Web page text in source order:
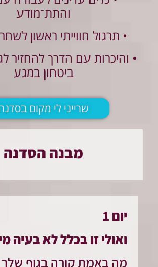
והתת־מודע
• תרגול חווייתי ראשון
• והיכרות עם הדרך להחזיר
ביטחון במגע
שרייני לי מקום
מבנה הסדנה
יום 1
ואולי זו בכלל לא בעיה
מה באמת קורה בגוף שלך